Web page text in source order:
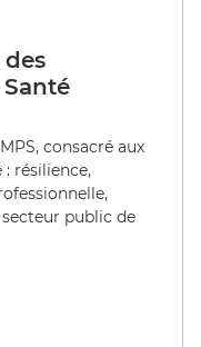
consacré aux
résilience,
public de